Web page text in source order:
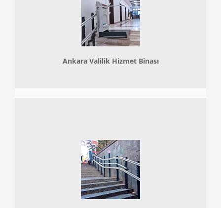
Ankara Valilik Hizmet Binası